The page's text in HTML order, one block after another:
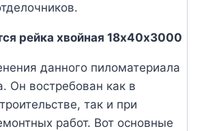
рейка хвойная 18х40х3000
данного пиломатериала
Он востребован как в
так и при
работ. Вот основные